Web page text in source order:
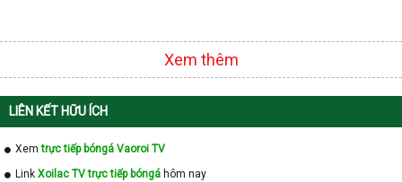
Xem thêm
LIÊN KẾT HỮU ÍCH
Xemtrực tiếp bóngá Vaoroi TV
Link Xoilac TV trực tiếp bóngá hôm nay